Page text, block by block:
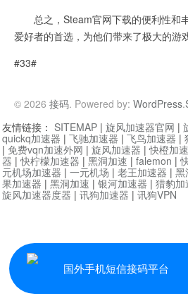
总之，Steam官网下载的便利性和
爱好者的首选，为他们带来了极大的游
#33#
© 2026 接码. Powered by: WordPress.
国外手机短信接码平台
友情链接： SITEMAP | 旋风加速器官网 |
quickq加速器 | 飞驰加速器 | 飞鸟加速器 |
| 免费vqn加速外网 | 旋风加速器 |快橙加
器 |快柠檬加速器 | 黑洞加速 | falemon |
元机场加速器 | 一元机场 | 老王加速器 | 黑
果加速器 | 黑洞加速 | 银河加速器 | 猎豹加
旋风加速器度器 | 讯狗加速器 | 讯狗VPN